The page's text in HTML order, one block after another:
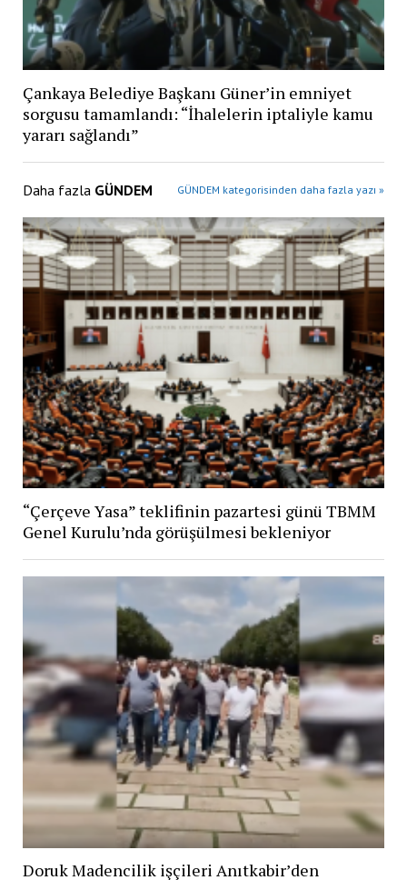
Çankaya Belediye Başkanı Güner’in emniyet
sorgusu tamamlandı: “İhalelerin iptaliyle kamu
yararı sağlandı”
Daha fazla GÜNDEM GÜNDEM kategorisinden daha fazla yazı »
“Çerçeve Yasa” teklifinin pazartesi günü TBMM
Genel Kurulu’nda görüşülmesi bekleniyor
Doruk Madencilik işçileri Anıtkabir’den